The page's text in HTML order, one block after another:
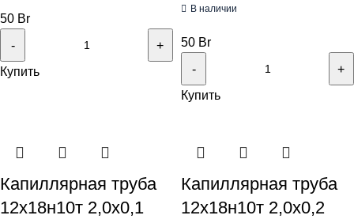
50 Br
Купить
В наличии
50 Br
Купить
Капиллярная труба
12х18н10т 2,0х0,1
Капиллярная труба
12х18н10т 2,0х0,2